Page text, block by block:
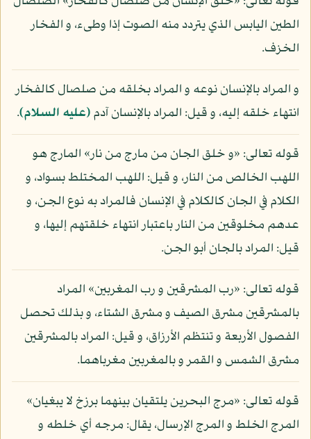
الطين اليابس الذي يتردد منه الصوت إذا وطىء، و الفخار
الخزف.
و المراد بالإنسان نوعه و المراد بخلقه من صلصال كالفخار
انتهاء خلقه إليه، و قيل: المراد بالإنسان آدم(عليه السلام).
قوله تعالى: «و خلق الجان من مارج من نار» المارج هو
اللهب الخالص من النار، و قيل: اللهب المختلط بسواد، و
الكلام في الجان كالكلام في الإنسان فالمراد به نوع الجن، و
عدهم مخلوقين من النار باعتبار انتهاء خلقتهم إليها، و
قيل: المراد بالجان أبو الجن.
قوله تعالى: «رب المشرقين و رب المغربين» المراد
بالمشرقين مشرق الصيف و مشرق الشتاء، و بذلك تحصل
الفصول الأربعة و تنتظم الأرزاق، و قيل: المراد بالمشرقين
مشرق الشمس و القمر و بالمغربين مغرباهما.
قوله تعالى: «مرج البحرين يلتقيان بينهما برزخ لا يبغيان»
المرج الخلط و المرج الإرسال، يقال: مرجه أي خلطه و